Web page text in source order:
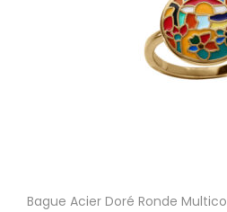
t
i
o
n
Bague Acier Doré Ronde